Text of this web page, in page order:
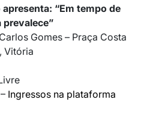
“Em tempo de
prevalece”
Gomes – Praça Costa
Vitória
Ingressos na plataforma